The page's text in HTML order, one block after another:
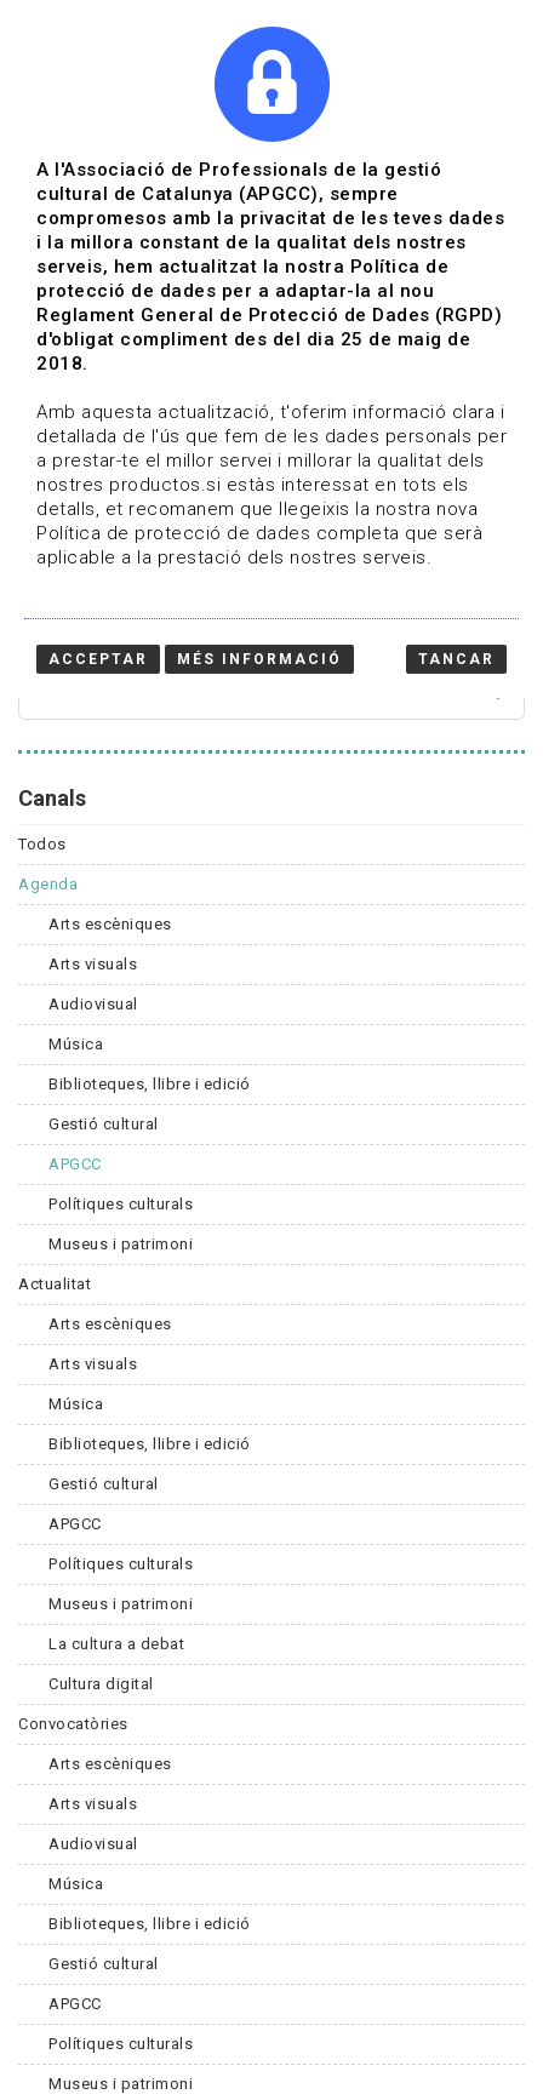
Actualitza't
Vols estar al dia?
HOME / BLOG
Estigues al dia
Convocatòries, activitats i notícies del sector de la
cultura.
Canals
Todos
Agenda
Arts escèniques
Arts visuals
Audiovisual
Música
Biblioteques, llibre i edició
Gestió cultural
APGCC
Polítiques culturals
Museus i patrimoni
Actualitat
Arts escèniques
Arts visuals
Música
Biblioteques, llibre i edició
Gestió cultural
APGCC
Polítiques culturals
Museus i patrimoni
La cultura a debat
Cultura digital
Convocatòries
Arts escèniques
Arts visuals
Audiovisual
Música
Biblioteques, llibre i edició
Gestió cultural
APGCC
Polítiques culturals
Museus i patrimoni
A l'Associació de Professionals de la gestió
cultural de Catalunya (APGCC), sempre
compromesos amb la privacitat de les teves dades
i la millora constant de la qualitat dels nostres
serveis, hem actualitzat la nostra Política de
protecció de dades per a adaptar-la al nou
Reglament General de Protecció de Dades (RGPD)
d'obligat compliment des del dia 25 de maig de
2018.
Amb aquesta actualització, t'oferim informació clara i
detallada de l'ús que fem de les dades personals per
a prestar-te el millor servei i millorar la qualitat dels
nostres productos.si estàs interessat en tots els
detalls, et recomanem que llegeixis la nostra nova
Política de protecció de dades completa que serà
aplicable a la prestació dels nostres serveis.
ACCEPTAR MÉS INFORMACIÓ TANCAR